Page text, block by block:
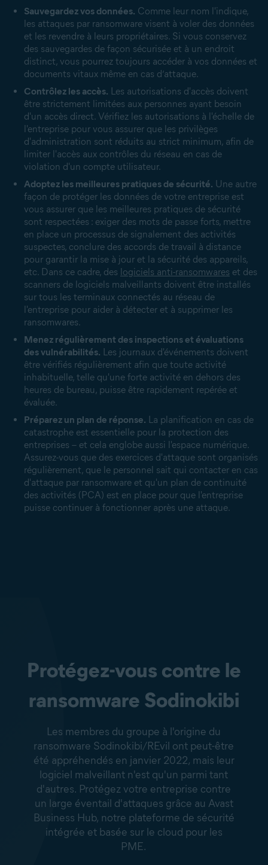
Sauvegardez vos données. Comme leur nom l'indique,
les attaques par ransomware visent à voler des données
et les revendre à leurs propriétaires. Si vous conservez
des sauvegardes de façon sécurisée et à un endroit
distinct, vous pourrez toujours accéder à vos données et
documents vitaux même en cas d’attaque.
Contrôlez les accès. Les autorisations d'accès doivent
être strictement limitées aux personnes ayant besoin
d'un accès direct. Vérifiez les autorisations à l'échelle de
l'entreprise pour vous assurer que les privilèges
d'administration sont réduits au strict minimum, afin de
limiter l'accès aux contrôles du réseau en cas de
violation d'un compte utilisateur.
Adoptez les meilleures pratiques de sécurité. Une autre
façon de protéger les données de votre entreprise est
vous assurer que les meilleures pratiques de sécurité
sont respectées : exiger des mots de passe forts, mettre
en place un processus de signalement des activités
suspectes, conclure des accords de travail à distance
pour garantir la mise à jour et la sécurité des appareils,
etc. Dans ce cadre, des logiciels anti-ransomwares et des
scanners de logiciels malveillants doivent être installés
sur tous les terminaux connectés au réseau de
l'entreprise pour aider à détecter et à supprimer les
ransomwares.
Menez régulièrement des inspections et évaluations
des vulnérabilités. Les journaux d'événements doivent
être vérifiés régulièrement afin que toute activité
inhabituelle, telle qu'une forte activité en dehors des
heures de bureau, puisse être rapidement repérée et
évaluée.
Préparez un plan de réponse. La planification en cas de
catastrophe est essentielle pour la protection des
entreprises – et cela englobe aussi l'espace numérique.
Assurez-vous que des exercices d'attaque sont organisés
régulièrement, que le personnel sait qui contacter en cas
d'attaque par ransomware et qu'un plan de continuité
des activités (PCA) est en place pour que l'entreprise
puisse continuer à fonctionner après une attaque.
Protégez-vous contre le
ransomware Sodinokibi
Les membres du groupe à l'origine du
ransomware Sodinokibi/REvil ont peut-être
été appréhendés en janvier 2022, mais leur
logiciel malveillant n'est qu'un parmi tant
d'autres. Protégez votre entreprise contre
un large éventail d'attaques grâce au Avast
Business Hub, notre plateforme de sécurité
intégrée et basée sur le cloud pour les
PME.